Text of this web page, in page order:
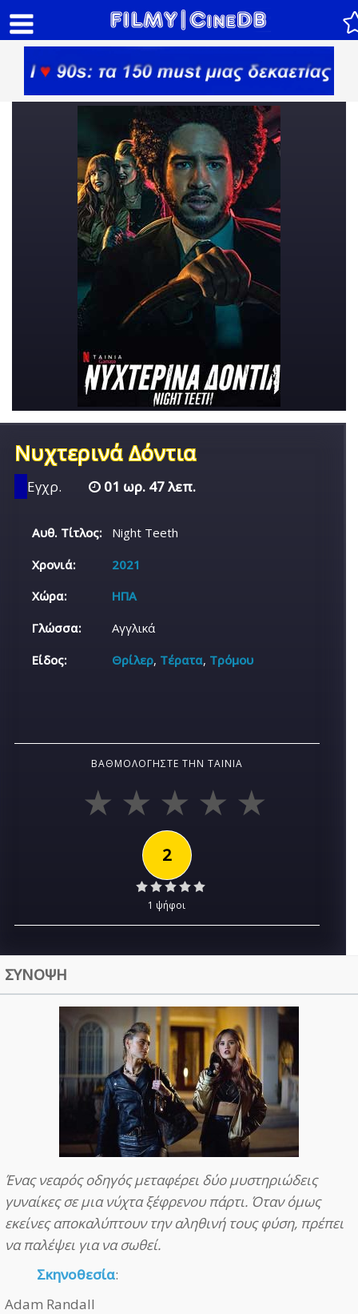
Νυχτερινά Δόντια
Εγχρ. 01 ωρ. 47 λεπ.
Αυθ. Τίτλος:
Night Teeth
Χρονιά:
2021
Χώρα:
ΗΠΑ
Γλώσσα:
Αγγλικά
Είδος:
Θρίλερ, Τέρατα, Τρόμου
ΒΑΘΜΟΛΟΓΉΣΤΕ ΤΗΝ ΤΑΙΝΊΑ
2
1 ψήφοι
ΣΥΝΟΨΗ
Ένας νεαρός οδηγός μεταφέρει δύο μυστηριώδεις
γυναίκες σε μια νύχτα ξέφρενου πάρτι. Όταν όμως
εκείνες αποκαλύπτουν την αληθινή τους φύση, πρέπει
να παλέψει για να σωθεί.
Σκηνοθεσία:
Adam Randall